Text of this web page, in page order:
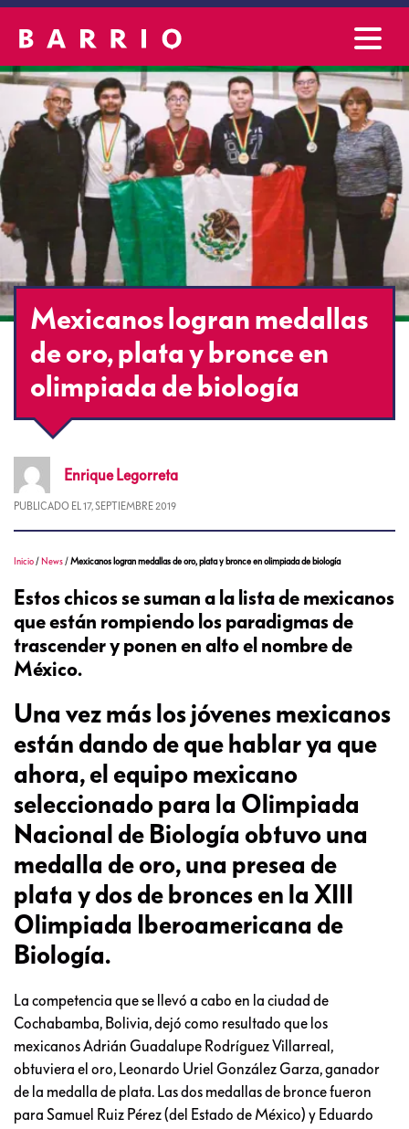
Mexicanos logran medallas
de oro, plata y bronce en
olimpiada de biología
Enrique Legorreta
PUBLICADO EL 17, SEPTIEMBRE 2019
Inicio / News /Mexicanos logran medallas de oro, plata y bronce en olimpiada de biología
Estos chicos se suman a la lista de mexicanos
que están rompiendo los paradigmas de
trascender y ponen en alto el nombre de
México.
Una vez más los jóvenes mexicanos
están dando de que hablar ya que
ahora, el equipo mexicano
seleccionado para la Olimpiada
Nacional de Biología obtuvo una
medalla de oro, una presea de
plata y dos de bronces en la XIII
Olimpiada Iberoamericana de
Biología.
La competencia que se llevó a cabo en la ciudad de
Cochabamba, Bolivia, dejó como resultado que los
mexicanos Adrián Guadalupe Rodríguez Villarreal,
obtuviera el oro, Leonardo Uriel González Garza, ganador
de la medalla de plata. Las dos medallas de bronce fueron
para Samuel Ruiz Pérez (del Estado de México) y Eduardo